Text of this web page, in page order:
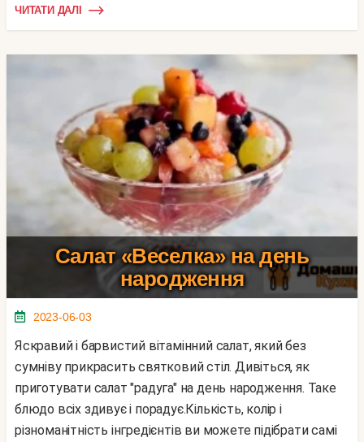
ЧИТАТИ ДАЛІ
Салат «Веселка» на день
народження
2023-06-03
Яскравий і барвистий вітамінний салат, який без
сумніву прикрасить святковий стіл. Дивіться, як
приготувати салат "радуга" на день народження. Таке
блюдо всіх здивує і порадує.Кількість, колір і
різноманітність інгредієнтів ви можете підібрати самі